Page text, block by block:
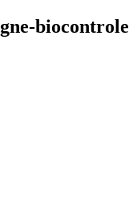
biocontrole